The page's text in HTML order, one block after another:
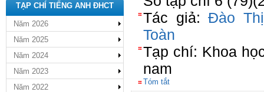
TẠP CHÍ TIẾNG ANH ĐHCT
Năm 2026
Năm 2025
Năm 2024
Năm 2023
Năm 2022
Tác giả:Đào
Toàn
Tạp chí: Khoa
nam
Tóm tắt